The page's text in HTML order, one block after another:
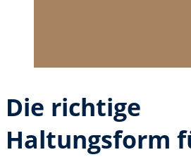
Die richtige
Haltungsform